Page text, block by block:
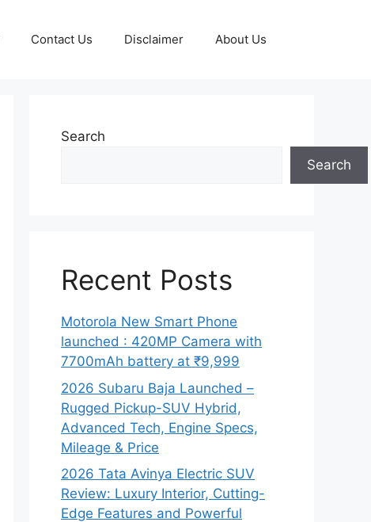
Contact Us Disclaimer About Us
Search
Search
Recent Posts
Motorola New Smart Phone
launched : 420MP Camera with
7700mAh battery at ₹9,999
2026 Subaru Baja Launched –
Rugged Pickup-SUV Hybrid,
Advanced Tech, Engine Specs,
Mileage & Price
2026 Tata Avinya Electric SUV
Review: Luxury Interior, Cutting-
Edge Features and Powerful